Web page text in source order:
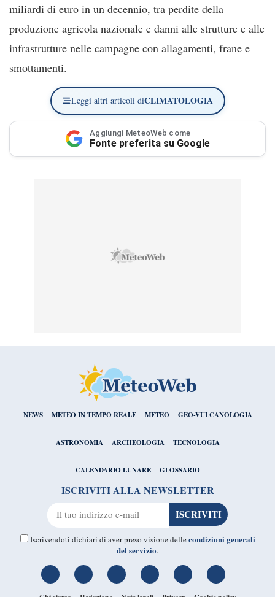
miliardi di euro in un decennio, tra perdite della
produzione agricola nazionale e danni alle strutture e alle
infrastrutture nelle campagne con allagamenti, frane e
smottamenti.
Leggi altri articoli diCLIMATOLOGIA
Aggiungi MeteoWeb come
Fonte preferita su Google
NEWS METEO IN TEMPO REALE METEO GEO-VULCANOLOGIA
ASTRONOMIA ARCHEOLOGIA TECNOLOGIA
CALENDARIO LUNARE GLOSSARIO
ISCRIVITI ALLA NEWSLETTER
Iscrivendoti dichiari di aver preso visione dellecondizioni generali
del servizio.